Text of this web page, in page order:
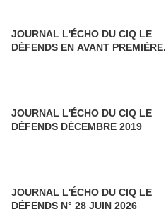
JOURNAL L'ÉCHO DU CIQ LE
DÉFENDS EN AVANT PREMIÈRE.
JOURNAL L'ÉCHO DU CIQ LE
DÉFENDS DÉCEMBRE 2019
JOURNAL L'ÉCHO DU CIQ LE
DÉFENDS N° 28 JUIN 2026